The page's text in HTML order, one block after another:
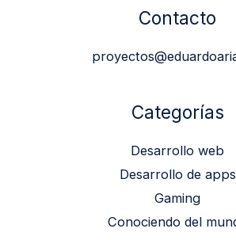
Contacto
Categorías
Desarrollo web
Desarrollo de apps
Gaming
Conociendo del